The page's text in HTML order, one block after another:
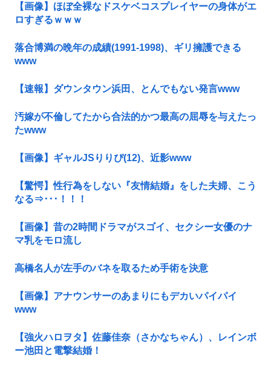
【画像】ほぼ全裸なドスケベコスプレイヤーの身体がエ
ロすぎるｗｗｗ
落合博満の晩年の成績(1991-1998)、ギリ擁護できる
www
【速報】ダウンタウン浜田、とんでもない発言www
汚嫁が不倫してたから合法的かつ最高の屈辱を与えたっ
たwww
【画像】ギャルJSりりぴ(12)、近影www
【驚愕】性行為をしない『友情結婚』をした夫婦、こう
なる⇒･･･！！！
【画像】昔の2時間ドラマがスゴイ、セクシー女優のナ
マ乳をモロ流し
高橋名人が左手のバネを取るため手術を決意
【画像】アナウンサーのあまりにもデカいパイパイ
www
【強火ハロヲタ】佐藤佳奈（さかなちゃん）、レインボ
ー池田と電撃結婚！